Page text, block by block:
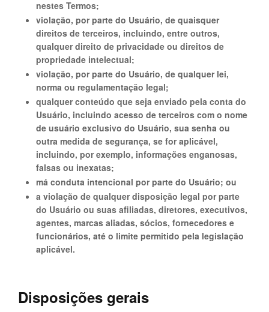
nestes Termos;
violação, por parte do Usuário, de quaisquer
direitos de terceiros, incluindo, entre outros,
qualquer direito de privacidade ou direitos de
propriedade intelectual;
violação, por parte do Usuário, de qualquer lei,
norma ou regulamentação legal;
qualquer conteúdo que seja enviado pela conta do
Usuário, incluindo acesso de terceiros com o nome
de usuário exclusivo do Usuário, sua senha ou
outra medida de segurança, se for aplicável,
incluindo, por exemplo, informações enganosas,
falsas ou inexatas;
má conduta intencional por parte do Usuário; ou
a violação de qualquer disposição legal por parte
do Usuário ou suas afiliadas, diretores, executivos,
agentes, marcas aliadas, sócios, fornecedores e
funcionários, até o limite permitido pela legislação
aplicável.
Disposições gerais